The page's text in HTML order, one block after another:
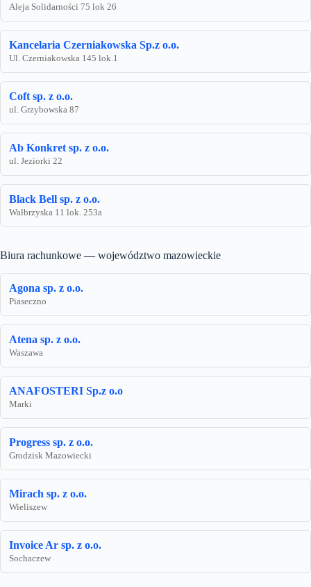
Aleja Solidarności 75 lok 26
Kancelaria Czerniakowska Sp.z o.o.
Ul. Czerniakowska 145 lok.1
Coft sp. z o.o.
ul. Grzybowska 87
Ab Konkret sp. z o.o.
ul. Jeziorki 22
Black Bell sp. z o.o.
Wałbrzyska 11 lok. 253a
Biura rachunkowe — województwo mazowieckie
Agona sp. z o.o.
Piaseczno
Atena sp. z o.o.
Waszawa
ANAFOSTERI Sp.z o.o
Marki
Progress sp. z o.o.
Grodzisk Mazowiecki
Mirach sp. z o.o.
Wieliszew
Invoice Ar sp. z o.o.
Sochaczew